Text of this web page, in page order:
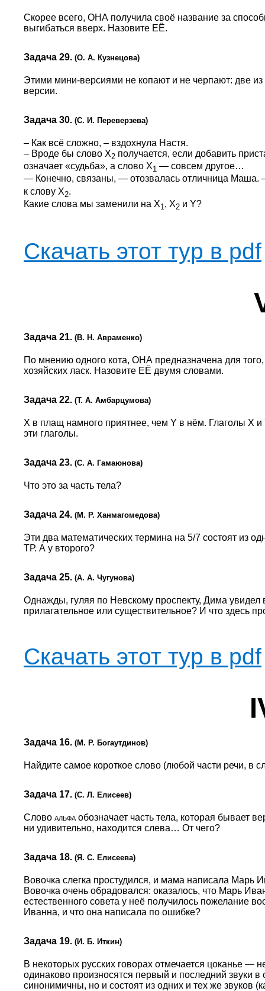
Скорее всего, ОНА получила своё название за
выгибаться вверх. Назовите ЕЁ.
Задача 29. (О. А. Кузнецова)
Этими мини-версиями не копают и не черпают: две
версии.
Задача 30. (С. И. Переверзева)
– Как всё сложно, – вздохнула Настя.
– Вроде бы слово X2 получается, если добавить
означает «судьба», а слово X1 — совсем другое…
— Конечно, связаны, — отозвалась отличница Маша.
к слову X2.
Какие слова мы заменили на X1 , X2 и Y?
Скачать этот тур в pdf
Задача 21. (В. Н. Авраменко)
По мнению одного кота, ОНА предназначена для
хозяйских ласк. Назовите ЕЁ двумя словами.
Задача 22. (Т. А. Амбарцумова)
Х в плащ намного приятнее, чем Y в нём. Глаголы Х и
эти глаголы.
Задача 23. (С. А. Гамаюнова)
Что это за часть тела?
Задача 24. (М. Р. Ханмагомедова)
Эти два математических термина на 5/7 состоят из
ТР. А у второго?
Задача 25. (А. А. Чугунова)
Однажды, гуляя по Невскому проспекту, Дима
прилагательное или существительное? И что здесь
Скачать этот тур в pdf
Задача 16. (М. Р. Богаутдинов)
Найдите самое короткое слово (любой части речи,
Задача 17. (С. Л. Елисеев)
Слово альфа обозначает часть тела, которая бывает
ни удивительно, находится слева… От чего?
Задача 18. (Я. С. Елисеева)
Вовочка слегка простудился, и мама написала Марь
Вовочка очень обрадовался: оказалось, что Марь
естественного совета у неё получилось пожелание
Иванна, и что она написала по ошибке?
Задача 19. (И. Б. Иткин)
В некоторых русских говорах отмечается цоканье —
одинаково произносятся первый и последний звуки в
синонимичны, но и состоят из одних и тех же звуков